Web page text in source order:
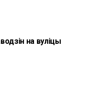
на вуліцы